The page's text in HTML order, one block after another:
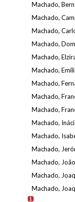
Machado,
Machado,
Machado,
Machado,
Machado,
Machado,
Machado,
Machado,
Machado,
Machado,
Machado,
Machado,
Machado, João
Machado,
Machado,
1